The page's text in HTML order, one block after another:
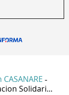
-
Solidari...